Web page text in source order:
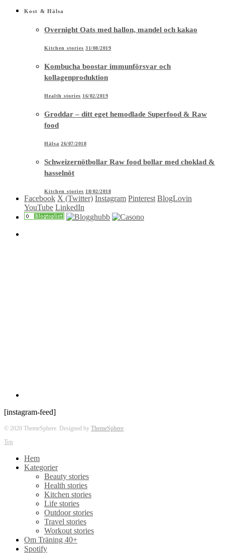
Kost & Hälsa
Overnight Oats med hallon, mandel och kakao
Kitchen stories 31/08/2019
Kombucha boostar immunförsvar och
kollagenproduktion
Health stories 16/02/2019
Groddar – ditt eget hemodlade Superfood & Raw
food
Hälsa 26/07/2018
Schweizernötbollar Raw food bollar med choklad &
hasselnöt
Kitchen stories 18/02/2018
Facebook X (Twitter) Instagram Pinterest BlogLovin
YouTube LinkedIn
[instagram-feed]
© 2020 ThemeSphere. Designed by ThemeSphere
Top
Hem
Kategorier
Beauty stories
Health stories
Kitchen stories
Life stories
Outdoor stories
Travel stories
Workout stories
Om Träning 40+
Spotify